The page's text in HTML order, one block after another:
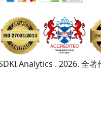
Analytics . 2026. 全著